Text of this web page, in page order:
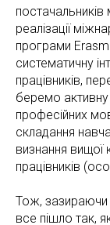
реалізації
програми
систематичну
працівників,
беремо активну
професійних
складання
визнання вищої
працівників
Тож, зазираючи
все пішло так,